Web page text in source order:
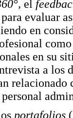
el
evaluar
en
en su
a los
portafolios